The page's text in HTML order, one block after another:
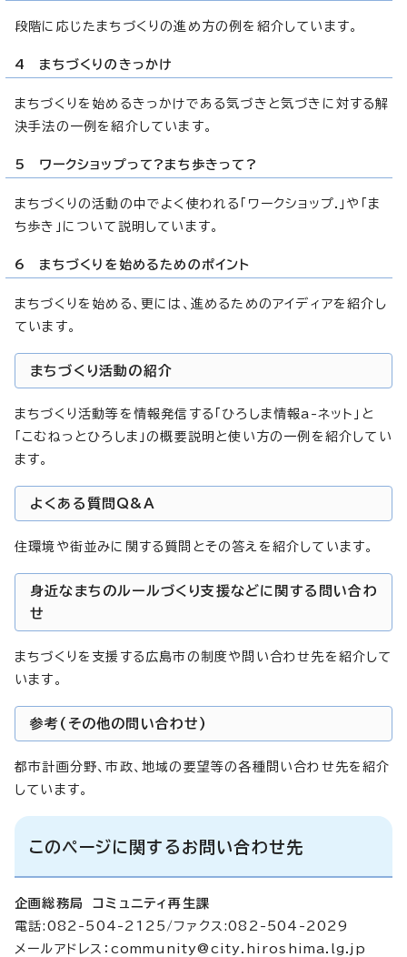
段階に応じたまちづくりの進め方の例を紹介しています。
4 まちづくりのきっかけ
まちづくりを始めるきっかけである気づきと気づきに対する解
決手法の一例を紹介しています。
5 ワークショップって?まち歩きって?
まちづくりの活動の中でよく使われる「ワークショップ.」や「ま
ち歩き」について説明しています。
6 まちづくりを始めるためのポイント
まちづくりを始める、更には、進めるためのアイディアを紹介し
ています。
まちづくり活動の紹介
まちづくり活動等を情報発信する「ひろしま情報a-ネット」と
「こむねっとひろしま」の概要説明と使い方の一例を紹介してい
ます。
よくある質問Q&A
住環境や街並みに関する質問とその答えを紹介しています。
身近なまちのルールづくり支援などに関する問い合わ
せ
まちづくりを支援する広島市の制度や問い合わせ先を紹介して
います。
参考(その他の問い合わせ)
都市計画分野、市政、地域の要望等の各種問い合わせ先を紹介
しています。
このページに関するお問い合わせ先
企画総務局 コミュニティ再生課
電話:082-504-2125/ファクス:082-504-2029
メールアドレス： community@city.hiroshima.lg.jp